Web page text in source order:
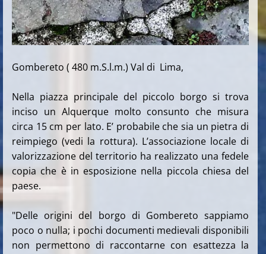
Gombereto ( 480 m.S.l.m.) Val di Lima,
Nella piazza principale del piccolo borgo si trova
inciso un Alquerque molto consunto che misura
circa 15 cm per lato. E’ probabile che sia un pietra di
reimpiego (vedi la rottura). L’associazione locale di
valorizzazione del territorio ha realizzato una fedele
copia che è in esposizione nella piccola chiesa del
paese.
"Delle origini del borgo di Gombereto sappiamo
poco o nulla; i pochi documenti medievali disponibili
non permettono di raccontarne con esattezza la